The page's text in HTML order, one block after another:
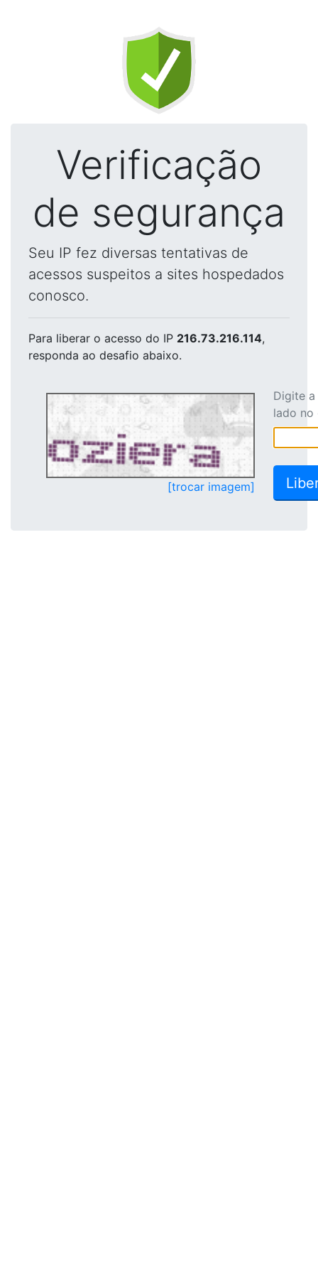
Verificação
de segurança
Seu IP fez diversas tentativas de
acessos suspeitos a sites hospedados
conosco.
Para liberar o acesso do IP 216.73.216.114,
responda ao desafio abaixo.
[trocar imagem]
Digite
lado no